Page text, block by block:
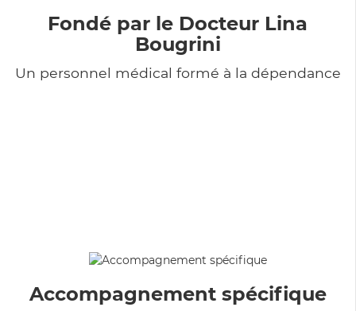
Fondé par le Docteur Lina
Bougrini
Un personnel médical formé à la dépendance
Accompagnement spécifique